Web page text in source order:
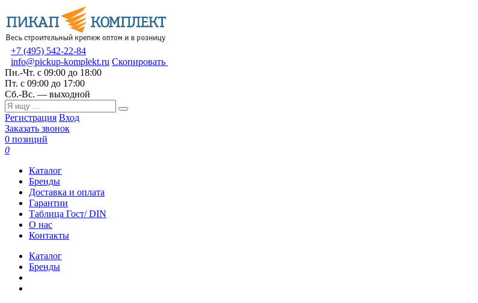
+7 (495) 542-22-84
info@pickup-komplekt.ru Скопировать
Пн.-Чт. с 09:00 до 18:00
Пт. с 09:00 до 17:00
Сб.-Вс. — выходной
Регистрация Вход
Заказать звонок
0 позиций
0
Каталог
Бренды
Доставка и оплата
Гарантии
Таблица Гост/ DIN
О нас
Контакты
Каталог
Бренды